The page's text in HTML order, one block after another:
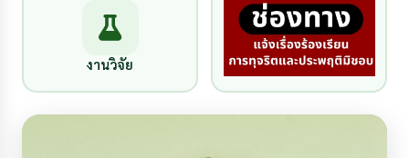
งานวิจัย